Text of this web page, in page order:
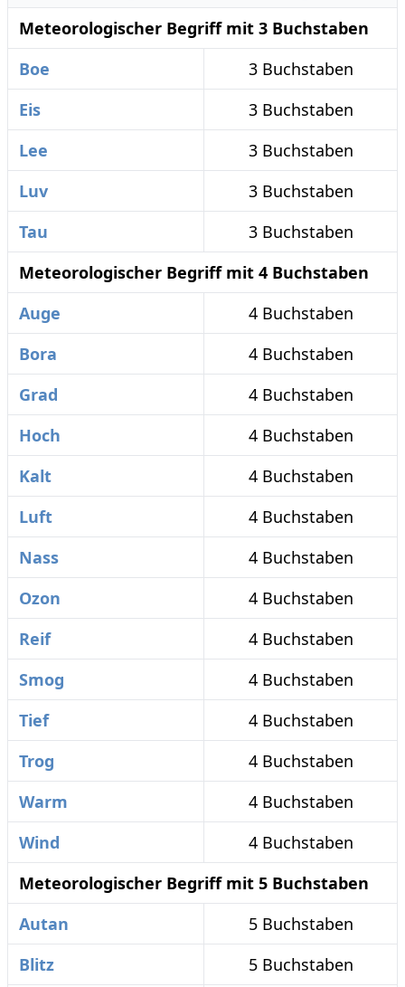
Meteorologischer Begriff mit 3 Buchstaben
Boe
3 Buchstaben
Eis
3 Buchstaben
Lee
3 Buchstaben
Luv
3 Buchstaben
Tau
3 Buchstaben
Meteorologischer Begriff mit 4 Buchstaben
Auge
4 Buchstaben
Bora
4 Buchstaben
Grad
4 Buchstaben
Hoch
4 Buchstaben
Kalt
4 Buchstaben
Luft
4 Buchstaben
Nass
4 Buchstaben
Ozon
4 Buchstaben
Reif
4 Buchstaben
Smog
4 Buchstaben
Tief
4 Buchstaben
Trog
4 Buchstaben
Warm
4 Buchstaben
Wind
4 Buchstaben
Meteorologischer Begriff mit 5 Buchstaben
Autan
5 Buchstaben
Blitz
5 Buchstaben